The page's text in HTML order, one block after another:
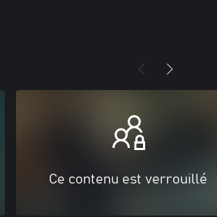
Ce contenu est verrouillé